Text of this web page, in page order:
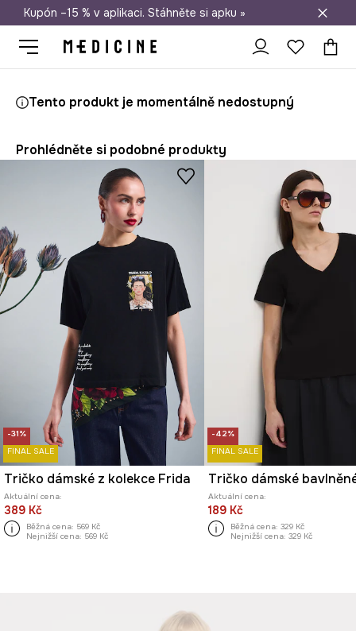
Doprava zdarma při nákupu nad 1 200 Kč
Kupón –15 % v aplikaci. Stáhněte si apku »
Tento produkt je momentálně nedostupný
Prohlédněte si podobné produkty
-31%
FINAL SALE
Tričko dámské z kolekce Frida
Aktuální cena:
389 Kč
Běžná cena: 569 Kč
Nejnižší cena: 569 Kč
-42%
FINAL SALE
Tričko dámské
Aktuální cena:
189 Kč
Běžná cena: 329 Kč
Nejnižší cena: 329 Kč